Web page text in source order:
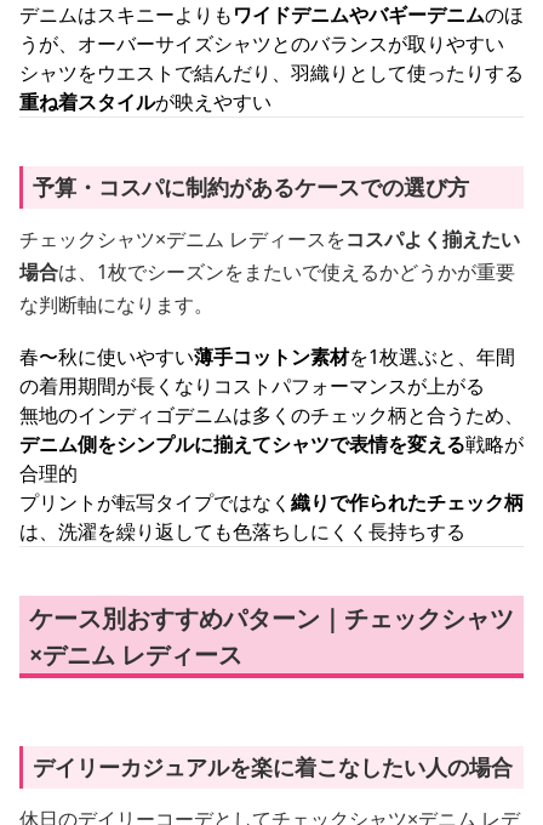
デニムはスキニーよりもワイドデニムやバギーデニムのほ
うが、オーバーサイズシャツとのバランスが取りやすい
シャツをウエストで結んだり、羽織りとして使ったりする
重ね着スタイルが映えやすい
予算・コスパに制約があるケースでの選び方
チェックシャツ×デニム レディースをコスパよく揃えたい
場合は、1枚でシーズンをまたいで使えるかどうかが重要
な判断軸になります。
春〜秋に使いやすい薄手コットン素材を1枚選ぶと、年間
の着用期間が長くなりコストパフォーマンスが上がる
無地のインディゴデニムは多くのチェック柄と合うため、
デニム側をシンプルに揃えてシャツで表情を変える戦略が
合理的
プリントが転写タイプではなく 織りで作られたチェック柄
は、洗濯を繰り返しても色落ちしにくく長持ちする
ケース別おすすめパターン｜チェックシャツ
×デニム レディース
デイリーカジュアルを楽に着こなしたい人の場合
休日のデイリーコーデとしてチェックシャツ×デニム レデ